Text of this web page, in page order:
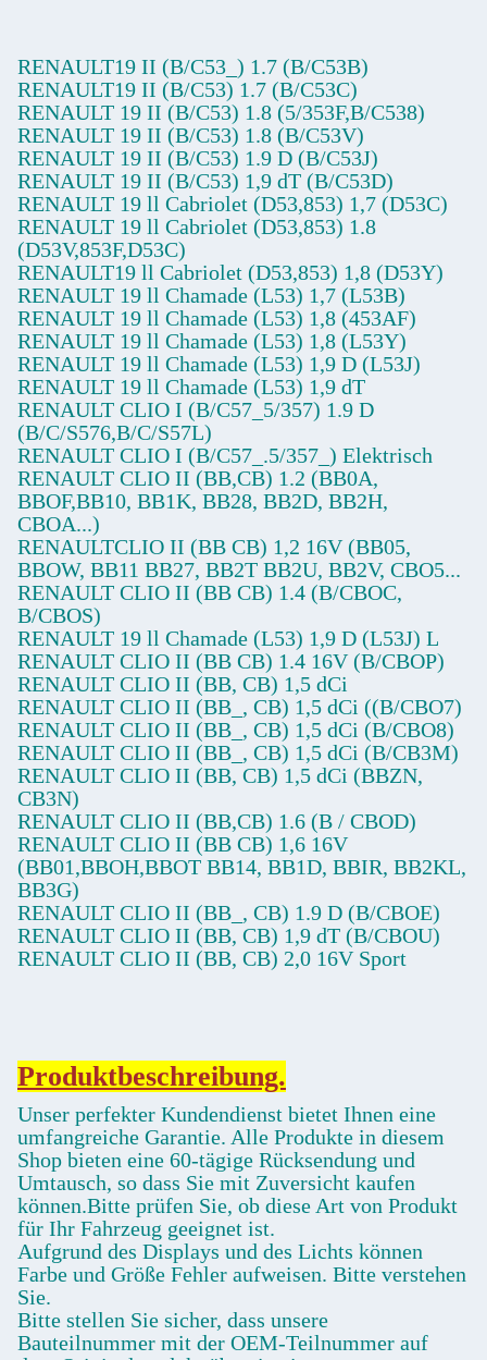
RENAULT19 II (B/C53_) 1.7 (B/C53B)
RENAULT19 II (B/C53) 1.7 (B/C53C)
RENAULT 19 II (B/C53) 1.8 (5/353F,B/C538)
RENAULT 19 II (B/C53) 1.8 (B/C53V)
RENAULT 19 II (B/C53) 1.9 D (B/C53J)
RENAULT 19 II (B/C53) 1,9 dT (B/C53D)
RENAULT 19 ll Cabriolet (D53,853) 1,7 (D53C)
RENAULT 19 ll Cabriolet (D53,853) 1.8
(D53V,853F,D53C)
RENAULT19 ll Cabriolet (D53,853) 1,8 (D53Y)
RENAULT 19 ll Chamade (L53) 1,7 (L53B)
RENAULT 19 ll Chamade (L53) 1,8 (453AF)
RENAULT 19 ll Chamade (L53) 1,8 (L53Y)
RENAULT 19 ll Chamade (L53) 1,9 D (L53J)
RENAULT 19 ll Chamade (L53) 1,9 dT
RENAULT CLIO I (B/C57_5/357) 1.9 D
(B/C/S576,B/C/S57L)
RENAULT CLIO I (B/C57_.5/357_) Elektrisch
RENAULT CLIO II (BB,CB) 1.2 (BB0A,
BBOF,BB10, BB1K, BB28, BB2D, BB2H,
CBOA...)
RENAULTCLIO II (BB CB) 1,2 16V (BB05,
BBOW, BB11 BB27, BB2T BB2U, BB2V, CBO5...
RENAULT CLIO II (BB CB) 1.4 (B/CBOC,
B/CBOS)
RENAULT 19 ll Chamade (L53) 1,9 D (L53J) L
RENAULT CLIO II (BB CB) 1.4 16V (B/CBOP)
RENAULT CLIO II (BB, CB) 1,5 dCi
RENAULT CLIO II (BB_, CB) 1,5 dCi ((B/CBO7)
RENAULT CLIO II (BB_, CB) 1,5 dCi (B/CBO8)
RENAULT CLIO II (BB_, CB) 1,5 dCi (B/CB3M)
RENAULT CLIO II (BB, CB) 1,5 dCi (BBZN,
CB3N)
RENAULT CLIO II (BB,CB) 1.6 (B / CBOD)
RENAULT CLIO II (BB CB) 1,6 16V
(BB01,BBOH,BBOT BB14, BB1D, BBIR, BB2KL,
BB3G)
RENAULT CLIO II (BB_, CB) 1.9 D (B/CBOE)
RENAULT CLIO II (BB, CB) 1,9 dT (B/CBOU)
RENAULT CLIO II (BB, CB) 2,0 16V Sport
Produktbeschreibung.
Unser perfekter Kundendienst bietet Ihnen eine
umfangreiche Garantie. Alle Produkte in diesem
Shop bieten eine 60-tägige Rücksendung und
Umtausch, so dass Sie mit Zuversicht kaufen
können.Bitte prüfen Sie, ob diese Art von Produkt
für Ihr Fahrzeug geeignet ist.
Aufgrund des Displays und des Lichts können
Farbe und Größe Fehler aufweisen. Bitte verstehen
Sie.
Bitte stellen Sie sicher, dass unsere
Bauteilnummer mit der OEM-Teilnummer auf